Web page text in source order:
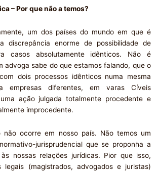
– Por que não a temos?
um dos países do mundo em que é
discrepância enorme de possibilidade de
casos absolutamente idênticos. Não é
advoga sabe do que estamos falando, que o
dois processos idênticos numa mesma
empresas diferentes, em varas Cíveis
ação julgada totalmente procedente e
improcedente.
não ocorre em nosso país. Não temos um
jurisprudencial que se proponha a
nossas relações jurídicas. Pior que isso,
legais (magistrados, advogados e juristas)